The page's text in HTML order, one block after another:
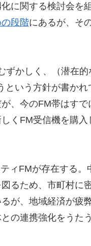
に関する検討会を
段階にあるが、そ
ずかしく、（潜在
という方針が書か
、今のFM帯はす
くFM受信機を購
ィFMが存在する
るため、市町村に
が、地域経済が疲
の連携強化をうた